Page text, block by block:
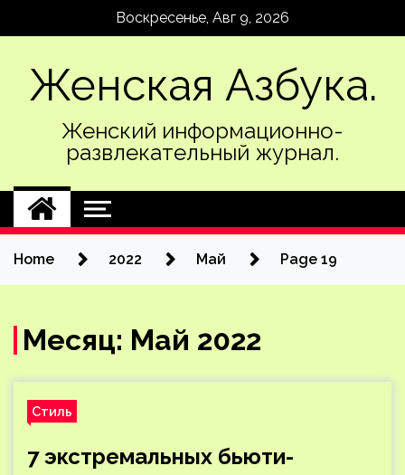
Воскресенье, Авг 9, 2026
Женская Азбука.
Женский информационно-
развлекательный журнал.
Home 2022 Май Page 19
Месяц: Май 2022
Стиль
7 экстремальных бьюти-